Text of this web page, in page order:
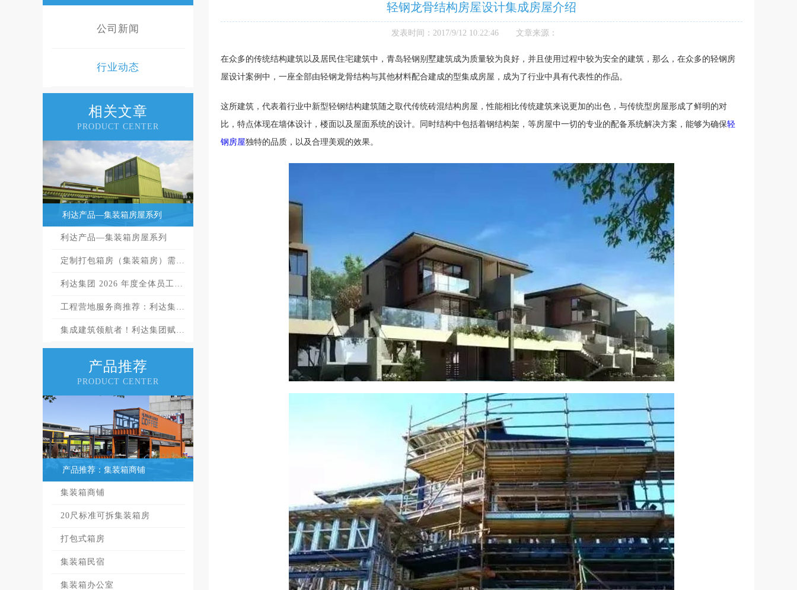
公司新闻
行业动态
相关文章
PRODUCT CENTER
利达产品—集装箱房屋系列
利达产品—集装箱房屋系列
定制打包箱房（集装箱房）需…
利达集团 2026 年度全体员工…
工程营地服务商推荐：利达集…
集成建筑领航者！利达集团赋…
产品推荐
PRODUCT CENTER
产品推荐：集装箱商铺
集装箱商铺
20尺标准可拆集装箱房
打包式箱房
集装箱民宿
集装箱办公室
轻钢龙骨结构房屋设计集成房屋介绍
发表时间： 2017/9/12 10:22:46 文章来源：
在众多的传统结构建筑以及居民住宅建筑中，青岛轻钢别墅建筑成为质量较为良好，并且使用过程中较为安全的建筑，那么，在众多的轻钢房
屋设计案例中，一座全部由轻钢龙骨结构与其他材料配合建成的型集成房屋，成为了行业中具有代表性的作品。
这所建筑，代表着行业中新型轻钢结构建筑随之取代传统砖混结构房屋，性能相比传统建筑来说更加的出色，与传统型房屋形成了鲜明的对
比，特点体现在墙体设计，楼面以及屋面系统的设计。同时结构中包括着钢结构架，等房屋中一切的专业的配备系统解决方案，能够为确保轻
钢房屋独特的品质，以及合理美观的效果。